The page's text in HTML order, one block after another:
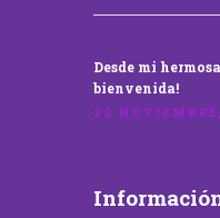
Desde mi
bienvenida!
22